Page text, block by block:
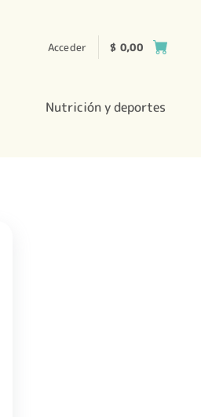
Acceder $ 0,00
Nutrición y deportes